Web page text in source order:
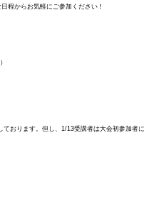
程からお気軽にご参加ください！
おります。但し、1/13受講者は大会初参加者に